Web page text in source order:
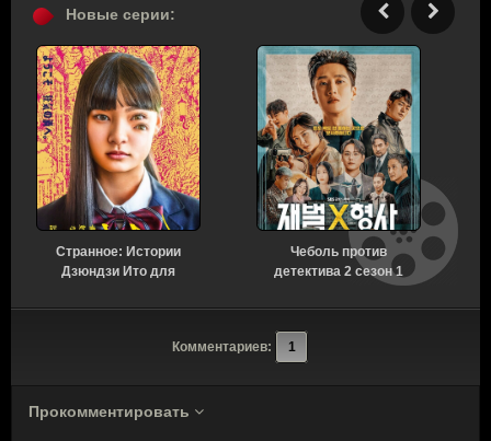
Новые серии:
Странное: Истории
Дзюндзи Ито для
сезон 6 серия [Смотреть
Чеболь против
детектива 2 сезон 1
Онлайн]
Комментариев: 1
Прокомментировать